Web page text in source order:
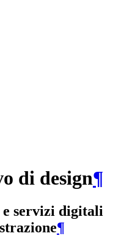
di design¶
servizi digitali
¶